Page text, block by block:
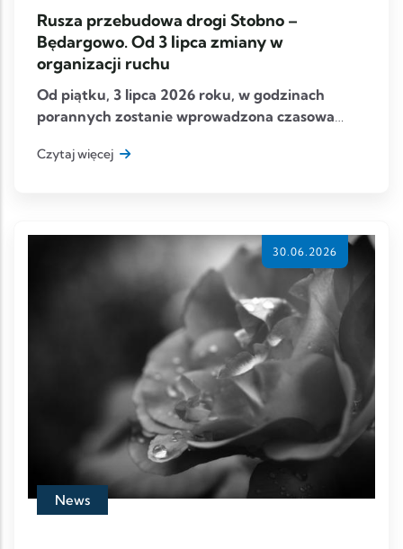
Rusza przebudowa drogi Stobno –
Będargowo. Od 3 lipca zmiany w
organizacji ruchu
Od piątku, 3 lipca 2026 roku, w godzinach
porannych zostanie wprowadzona czasowa
Czytaj więcej
30.06.2026
News